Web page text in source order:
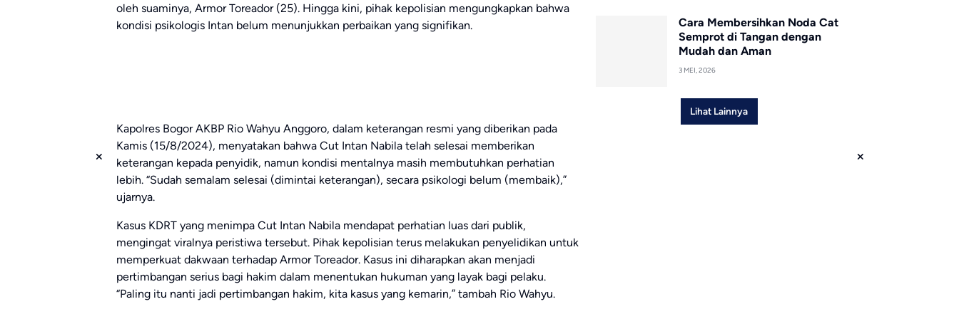
oleh suaminya, Armor Toreador (25). Hingga kini, pihak kepolisian mengungkapkan bahwa
kondisi psikologis Intan belum menunjukkan perbaikan yang signifikan.
Kapolres Bogor AKBP Rio Wahyu Anggoro, dalam keterangan resmi yang diberikan pada
Kamis (15/8/2024), menyatakan bahwa Cut Intan Nabila telah selesai memberikan
keterangan kepada penyidik, namun kondisi mentalnya masih membutuhkan perhatian
lebih. “Sudah semalam selesai (dimintai keterangan), secara psikologi belum (membaik),”
ujarnya.
Kasus KDRT yang menimpa Cut Intan Nabila mendapat perhatian luas dari publik,
mengingat viralnya peristiwa tersebut. Pihak kepolisian terus melakukan penyelidikan untuk
memperkuat dakwaan terhadap Armor Toreador. Kasus ini diharapkan akan menjadi
pertimbangan serius bagi hakim dalam menentukan hukuman yang layak bagi pelaku.
“Paling itu nanti jadi pertimbangan hakim, kita kasus yang kemarin,” tambah Rio Wahyu.
Cara Membersihkan Noda Cat
Semprot di Tangan dengan
Mudah dan Aman
3 MEI, 2026
Lihat Lainnya